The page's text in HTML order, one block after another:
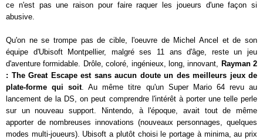
ce n'est pas une raison pour faire raquer les joueurs d'une façon si
abusive.
Qu'on ne se trompe pas de cible, l'oeuvre de Michel Ancel et de son
équipe d'Ubisoft Montpellier, malgré ses 11 ans d'âge, reste un jeu
d'aventure formidable. Drôle, coloré, ingénieux, long, innovant, Rayman 2
: The Great Escape est sans aucun doute un des meilleurs jeux de
plate-forme qui soit. Au même titre qu'un Super Mario 64 revu au
lancement de la DS, on peut comprendre l'intérêt à porter une telle perle
sur un nouveau support. Nintendo, à l'époque, avait tout de même
apporter de nombreuses innovations (nouveaux personnages, quelques
modes multi-joueurs). Ubisoft a plutôt choisi le portage à minima, au prix